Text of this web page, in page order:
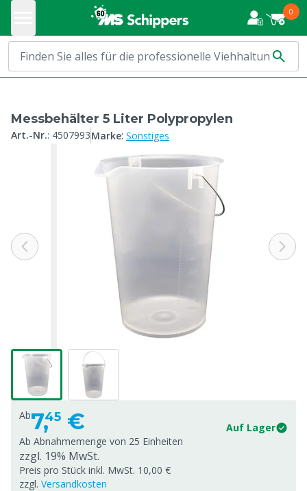
0
Messbehälter 5 Liter Polypropylen
Art.-Nr.: 4507993Marke: Sonstiges
Ab7,45 €
Auf Lager
Ab Abnahmemenge von 25 Einheiten
zzgl. 19% MwSt.
Preis pro Stück inkl. MwSt. 10,00 €
zzgl. Versandkosten